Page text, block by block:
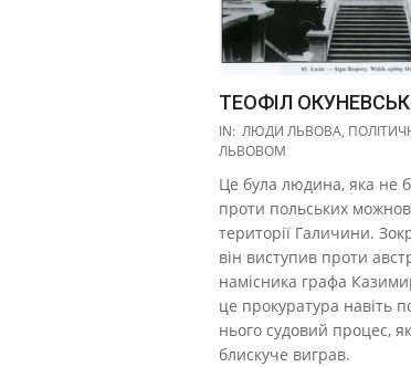
ТЕОФІЛ
2017-
10-
28
IN: ЛЮДИ ЛЬВОВА,
ЛЬВОВОМ
Це була людина, яка не
проти польських
території Галичини.
він виступив проти
намісника графа
це прокуратура навіть
нього судовий процес,
блискуче виграв.